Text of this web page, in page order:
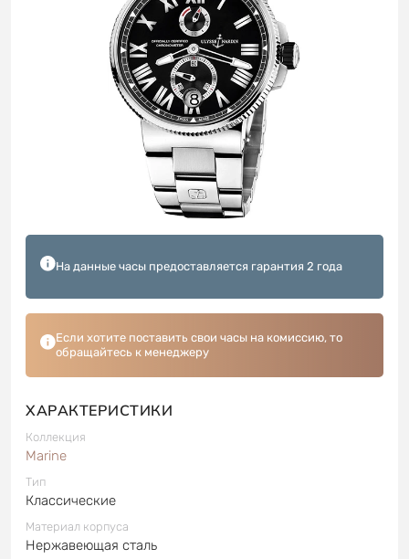
На данные часы предоставляется гарантия 2 года
Если хотите поставить свои часы на комиссию, то
обращайтесь к менеджеру
ХАРАКТЕРИСТИКИ
Коллекция
Marine
Тип
Классические
Материал корпуса
Нержавеющая сталь